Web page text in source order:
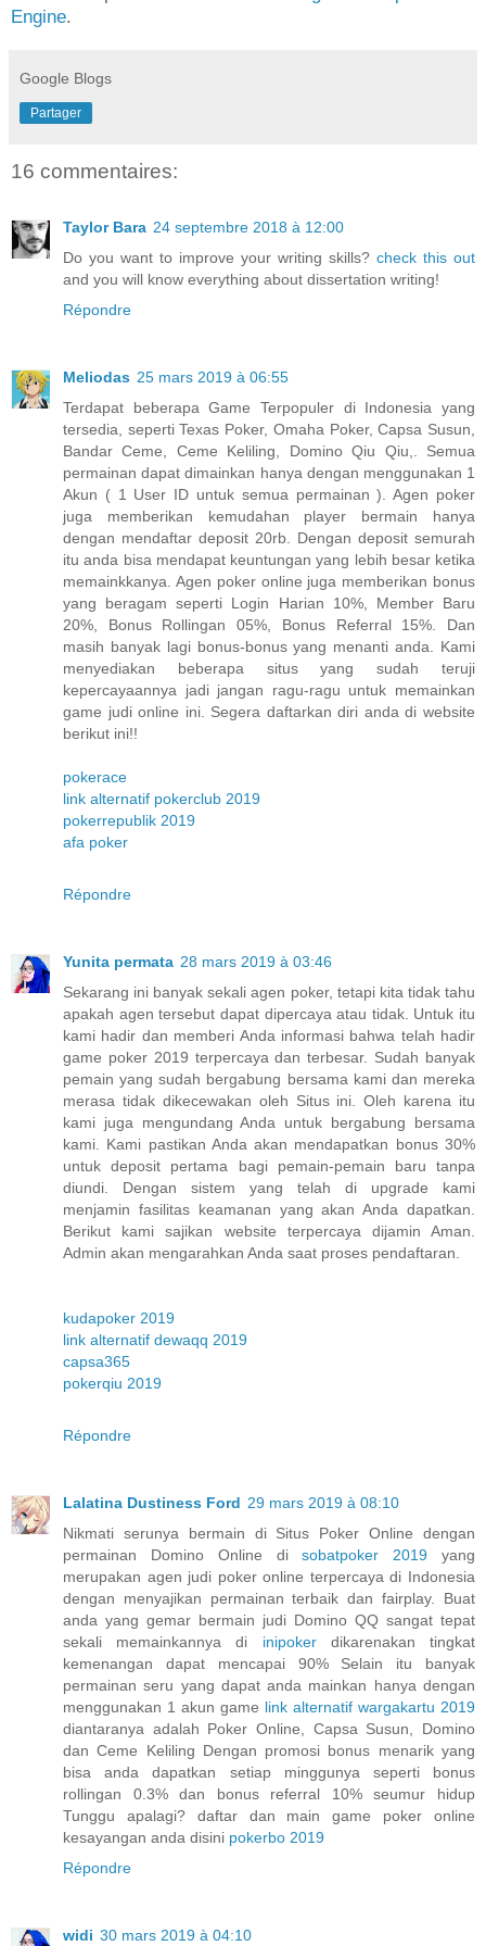
Engine.
Google Blogs
Partager
16 commentaires:
Taylor Bara 24 septembre 2018 à 12:00
Do you want to improve your writing skills? check this out
and you will know everything about dissertation writing!
Répondre
Meliodas 25 mars 2019 à 06:55
Terdapat beberapa Game Terpopuler di Indonesia yang
tersedia, seperti Texas Poker, Omaha Poker, Capsa Susun,
Bandar Ceme, Ceme Keliling, Domino Qiu Qiu,. Semua
permainan dapat dimainkan hanya dengan menggunakan 1
Akun ( 1 User ID untuk semua permainan ). Agen poker
juga memberikan kemudahan player bermain hanya
dengan mendaftar deposit 20rb. Dengan deposit semurah
itu anda bisa mendapat keuntungan yang lebih besar ketika
memainkkanya. Agen poker online juga memberikan bonus
yang beragam seperti Login Harian 10%, Member Baru
20%, Bonus Rollingan 05%, Bonus Referral 15%. Dan
masih banyak lagi bonus-bonus yang menanti anda. Kami
menyediakan beberapa situs yang sudah teruji
kepercayaannya jadi jangan ragu-ragu untuk memainkan
game judi online ini. Segera daftarkan diri anda di website
berikut ini!!
pokerace
link alternatif pokerclub 2019
pokerrepublik 2019
afa poker
Répondre
Yunita permata 28 mars 2019 à 03:46
Sekarang ini banyak sekali agen poker, tetapi kita tidak tahu
apakah agen tersebut dapat dipercaya atau tidak. Untuk itu
kami hadir dan memberi Anda informasi bahwa telah hadir
game poker 2019 terpercaya dan terbesar. Sudah banyak
pemain yang sudah bergabung bersama kami dan mereka
merasa tidak dikecewakan oleh Situs ini. Oleh karena itu
kami juga mengundang Anda untuk bergabung bersama
kami. Kami pastikan Anda akan mendapatkan bonus 30%
untuk deposit pertama bagi pemain-pemain baru tanpa
diundi. Dengan sistem yang telah di upgrade kami
menjamin fasilitas keamanan yang akan Anda dapatkan.
Berikut kami sajikan website terpercaya dijamin Aman.
Admin akan mengarahkan Anda saat proses pendaftaran.
kudapoker 2019
link alternatif dewaqq 2019
capsa365
pokerqiu 2019
Répondre
Lalatina Dustiness Ford 29 mars 2019 à 08:10
Nikmati serunya bermain di Situs Poker Online dengan
permainan Domino Online disobatpoker 2019 yang
merupakan agen judi poker online terpercaya di Indonesia
dengan menyajikan permainan terbaik dan fairplay. Buat
anda yang gemar bermain judi Domino QQ sangat tepat
sekali memainkannya di inipokerdikarenakan tingkat
kemenangan dapat mencapai 90% Selain itu banyak
permainan seru yang dapat anda mainkan hanya dengan
menggunakan 1 akun game link alternatif wargakartu 2019
diantaranya adalah Poker Online, Capsa Susun, Domino
dan Ceme Keliling Dengan promosi bonus menarik yang
bisa anda dapatkan setiap minggunya seperti bonus
rollingan 0.3% dan bonus referral 10% seumur hidup
Tunggu apalagi? daftar dan main game poker online
kesayangan anda disini pokerbo 2019
Répondre
widi 30 mars 2019 à 04:10